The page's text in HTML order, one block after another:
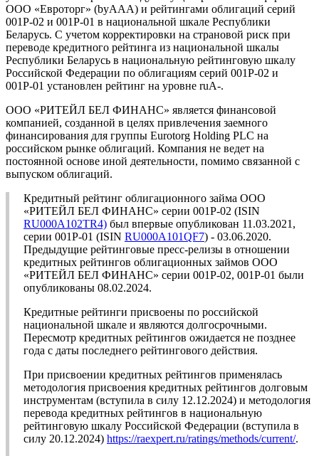
ООО «Евроторг» (byAAA) и рейтингами облигаций серий
001Р-02 и 001Р-01 в национальной шкале Республики
Беларусь. С учетом корректировки на страновой риск при
переводе кредитного рейтинга из национальной шкалы
Республики Беларусь в национальную рейтинговую шкалу
Российской Федерации по облигациям серий 001Р-02 и
001Р-01 установлен рейтинг на уровне ruА-.
ООО «РИТЕЙЛ БЕЛ ФИНАНС» является финансовой
компанией, созданной в целях привлечения заемного
финансирования для группы Eurotorg Holding PLC на
российском рынке облигаций. Компания не ведет на
постоянной основе иной деятельности, помимо связанной с
выпуском облигаций.
Кредитный рейтинг облигационного займа ООО
«РИТЕЙЛ БЕЛ ФИНАНС» серии 001Р-02 (ISIN
RU000A102TR4) был впервые опубликован 11.03.2021,
серии 001Р-01 (ISIN RU000A101QF7) - 03.06.2020.
Предыдущие рейтинговые пресс-релизы в отношении
кредитных рейтингов облигационных займов ООО
«РИТЕЙЛ БЕЛ ФИНАНС» серии 001Р-02, 001Р-01 были
опубликованы 08.02.2024.
Кредитные рейтинги присвоены по российской
национальной шкале и являются долгосрочными.
Пересмотр кредитных рейтингов ожидается не позднее
года с даты последнего рейтингового действия.
При присвоении кредитных рейтингов применялась
методология присвоения кредитных рейтингов долговым
инструментам (вступила в силу 12.12.2024) и методология
перевода кредитных рейтингов в национальную
рейтинговую шкалу Российской Федерации (вступила в
силу 20.12.2024) https://raexpert.ru/ratings/methods/current/.